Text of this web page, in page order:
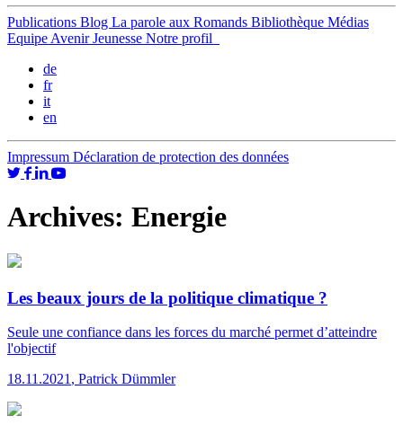
Publications Blog La parole aux Romands Bibliothèque Médias
Equipe Avenir Jeunesse Notre profil
de
fr
it
en
Impressum Déclaration de protection des données
Archives: Energie
Les beaux jours de la politique climatique ?
Seule une confiance dans les forces du marché permet d’atteindre
l'objectif
18.11.2021 , Patrick Dümmler